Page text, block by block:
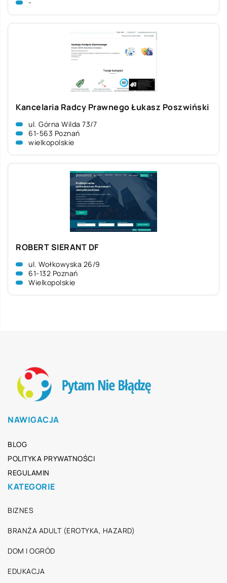
-
Kancelaria Radcy Prawnego Łukasz Poszwiński
ul. Górna Wilda 73/7
61-563 Poznań
wielkopolskie
ROBERT SIERANT DF
ul. Wołkowyska 26/9
61-132 Poznań
Wielkopolskie
NAWIGACJA
BLOG
POLITYKA PRYWATNOŚCI
REGULAMIN
KATEGORIE
BIZNES
BRANŻA ADULT (EROTYKA, HAZARD)
DOM I OGRÓD
EDUKACJA